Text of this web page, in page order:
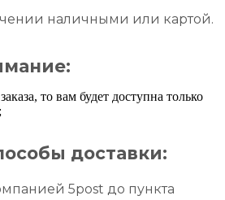
наличными или картой.
то вам будет доступна только
доставки:
5post до пункта